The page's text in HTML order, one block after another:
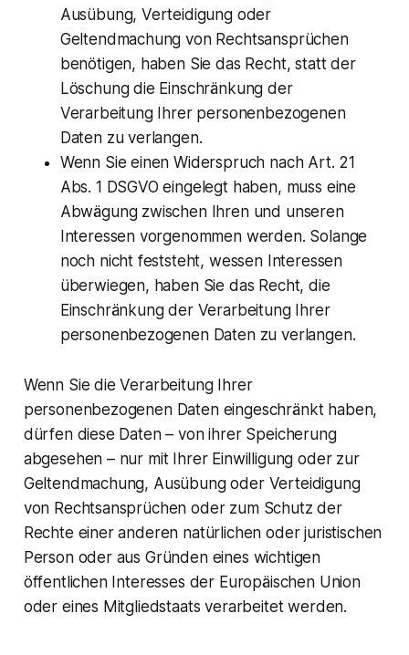
Ausübung, Verteidigung oder
Geltendmachung von Rechtsansprüchen
benötigen, haben Sie das Recht, statt der
Löschung die Einschränkung der
Verarbeitung Ihrer personenbezogenen
Daten zu verlangen.
Wenn Sie einen Widerspruch nach Art. 21
Abs. 1 DSGVO eingelegt haben, muss eine
Abwägung zwischen Ihren und unseren
Interessen vorgenommen werden. Solange
noch nicht feststeht, wessen Interessen
überwiegen, haben Sie das Recht, die
Einschränkung der Verarbeitung Ihrer
personenbezogenen Daten zu verlangen.
Wenn Sie die Verarbeitung Ihrer
personenbezogenen Daten eingeschränkt haben,
dürfen diese Daten – von ihrer Speicherung
abgesehen – nur mit Ihrer Einwilligung oder zur
Geltendmachung, Ausübung oder Verteidigung
von Rechtsansprüchen oder zum Schutz der
Rechte einer anderen natürlichen oder juristischen
Person oder aus Gründen eines wichtigen
öffentlichen Interesses der Europäischen Union
oder eines Mitgliedstaats verarbeitet werden.